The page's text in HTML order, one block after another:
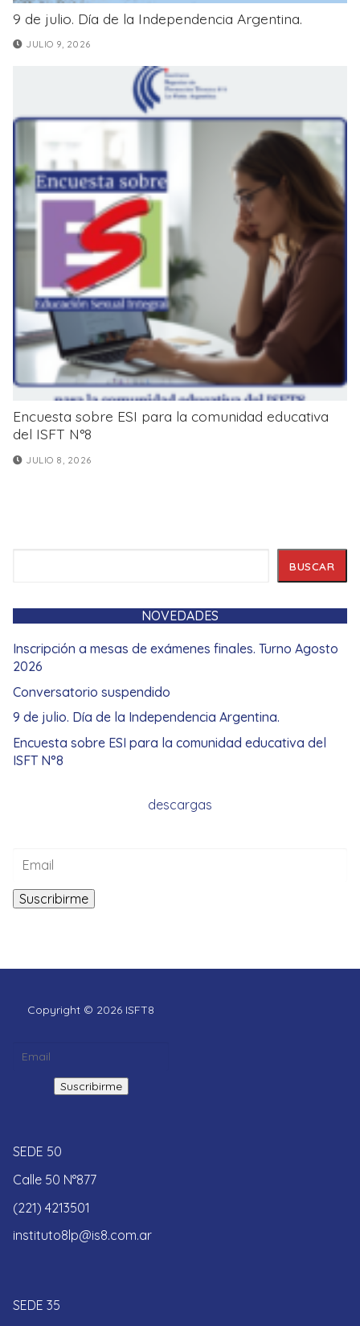
9 de julio. Día de la Independencia Argentina.
JULIO 9, 2026
Encuesta sobre ESI para la comunidad educativa
del ISFT N°8
JULIO 8, 2026
BUSCAR
NOVEDADES
Inscripción a mesas de exámenes finales. Turno Agosto
2026
Conversatorio suspendido
9 de julio. Día de la Independencia Argentina.
Encuesta sobre ESI para la comunidad educativa del
ISFT N°8
descargas
Copyright © 2026 ISFT8
SEDE 50
Calle 50 N°877
(221) 4213501
instituto8lp@is8.com.ar
SEDE 35